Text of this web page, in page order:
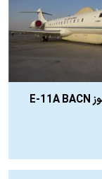
هواپیمای مرموز E-11A BACN